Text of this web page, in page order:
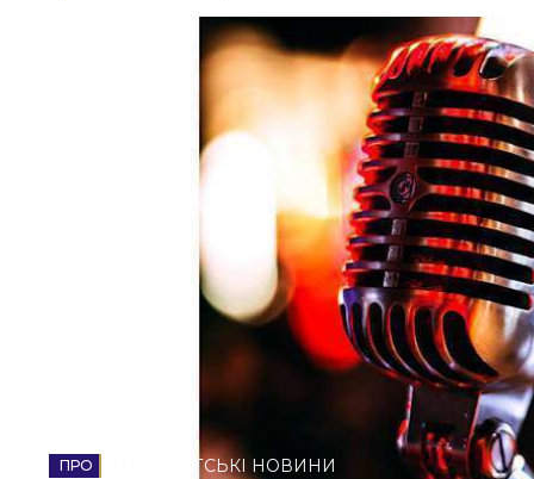
ЗАКАРПАТСЬКІ НОВИНИ
НОВИНИ ЗАХІДНОЇ УКРАЇНИ
ВІДЕОЗАКАРПАТСЬКІ НОВИНИ